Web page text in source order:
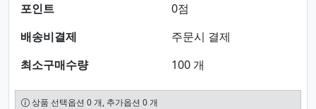
포인트
0점
배송비결제
주문시 결제
최소구매수량
100 개
상품 선택옵션 0 개, 추가옵션 0 개